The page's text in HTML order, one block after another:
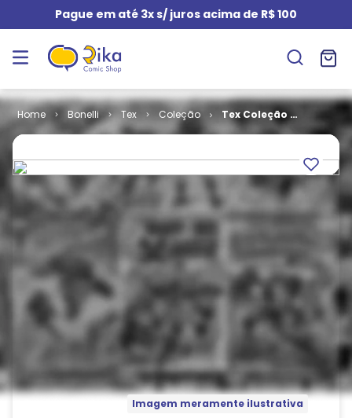
Pague em até 3x s/ juros acima de R$ 100
Bonelli Tex Coleção
Tex Coleção #
240
Imagem meramente ilustrativa